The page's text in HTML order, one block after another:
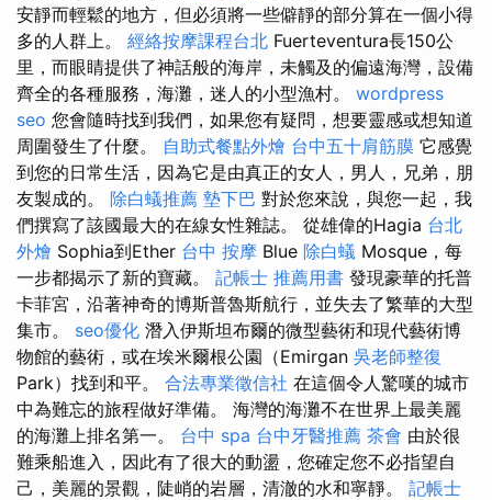
安靜而輕鬆的地方，但必須將一些僻靜的部分算在一個小得
多的人群上。 經絡按摩課程台北 Fuerteventura長150公
里，而眼睛提供了神話般的海岸，未觸及的偏遠海灣，設備
齊全的各種服務，海灘，迷人的小型漁村。 wordpress
seo 您會隨時找到我們，如果您有疑問，想要靈感或想知道
周圍發生了什麼。 自助式餐點外燴 台中五十肩筋膜 它感覺
到您的日常生活，因為它是由真正的女人，男人，兄弟，朋
友製成的。 除白蟻推薦 墊下巴 對於您來說，與您一起，我
們撰寫了該國最大的在線女性雜誌。 從雄偉的Hagia 台北
外燴 Sophia到Ether 台中 按摩 Blue 除白蟻 Mosque，每
一步都揭示了新的寶藏。 記帳士 推薦用書 發現豪華的托普
卡菲宮，沿著神奇的博斯普魯斯航行，並失去了繁華的大型
集市。 seo優化 潛入伊斯坦布爾的微型藝術和現代藝術博
物館的藝術，或在埃米爾根公園（Emirgan 吳老師整復
Park）找到和平。 合法專業徵信社 在這個令人驚嘆的城市
中為難忘的旅程做好準備。 海灣的海灘不在世界上最美麗
的海灘上排名第一。 台中 spa 台中牙醫推薦 茶會 由於很
難乘船進入，因此有了很大的動盪，您確定您不必指望自
己，美麗的景觀，陡峭的岩層，清澈的水和寧靜。 記帳士